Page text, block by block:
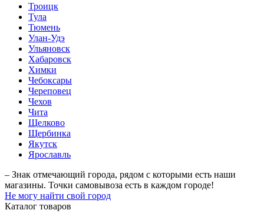
Троицк
Тула
Тюмень
Улан-Удэ
Ульяновск
Хабаровск
Химки
Чебоксары
Череповец
Чехов
Чита
Щелково
Щербинка
Якутск
Ярославль
– Знак отмечающий города, рядом с которыми есть наши
магазины. Точки самовывоза есть в каждом городе!
Не могу найти свой город
Каталог товаров